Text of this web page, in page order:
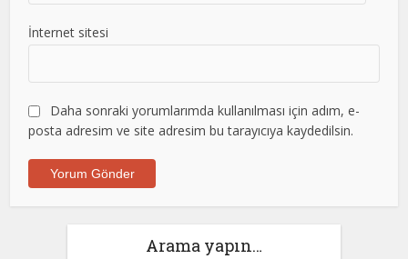
İnternet sitesi
Daha sonraki yorumlarımda kullanılması için adım, e-
posta adresim ve site adresim bu tarayıcıya kaydedilsin.
Arama yapın…